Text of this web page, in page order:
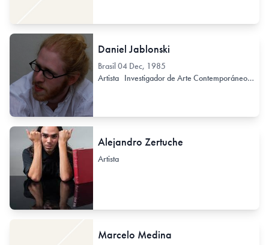
Daniel Jablonski
Brasil04 Dec, 1985
Artista Investigador de Arte Contemporáneo
Alejandro Zertuche
Artista
Marcelo Medina